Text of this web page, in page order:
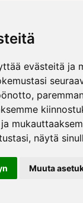
evästeitä ja
,
, näytä
Muuta